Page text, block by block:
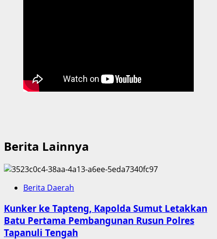
Berita Lainnya
Berita Daerah
Kunker ke Tapteng, Kapolda Sumut Letakkan
Batu Pertama Pembangunan Rusun Polres
Tapanuli Tengah